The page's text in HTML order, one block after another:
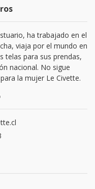
ha trabajado en el
viaja por el mundo en
telas para sus prendas,
nacional. No sigue
la mujer Le Civette.